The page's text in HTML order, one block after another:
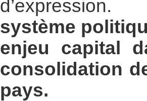
système
enjeu capital
consolidation
pays.